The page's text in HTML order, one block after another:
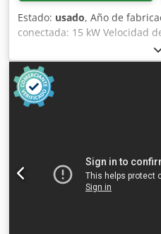
Estado: usado, Año de
conectada: 15 kW Velocidad
Grosor de la pieza: 8 - 60
Separación de rodillos: máx.
Diámetro de extracción: 120
trabajo: 950 mm
Peso: aprox. 3000 kg Lugar